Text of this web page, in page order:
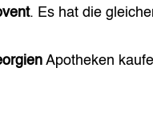
. Es hat die
Apotheken